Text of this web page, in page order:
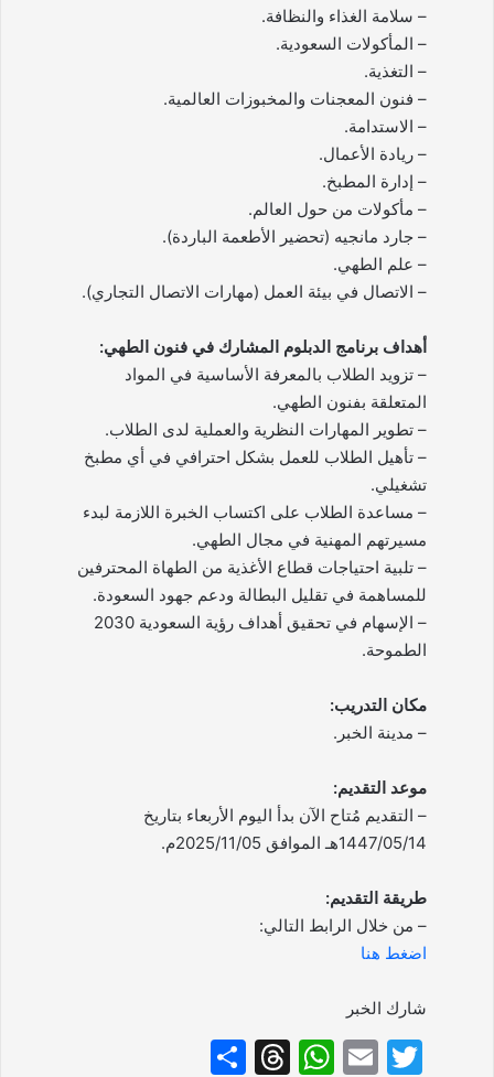
– سلامة الغذاء والنظافة.
– المأكولات السعودية.
– التغذية.
– فنون المعجنات والمخبوزات العالمية.
– الاستدامة.
– ريادة الأعمال.
– إدارة المطبخ.
– مأكولات من حول العالم.
– جارد مانجيه (تحضير الأطعمة الباردة).
– علم الطهي.
– الاتصال في بيئة العمل (مهارات الاتصال التجاري).
أهداف برنامج الدبلوم المشارك في فنون الطهي:
– تزويد الطلاب بالمعرفة الأساسية في المواد
المتعلقة بفنون الطهي.
– تطوير المهارات النظرية والعملية لدى الطلاب.
– تأهيل الطلاب للعمل بشكل احترافي في أي مطبخ
تشغيلي.
– مساعدة الطلاب على اكتساب الخبرة اللازمة لبدء
مسيرتهم المهنية في مجال الطهي.
– تلبية احتياجات قطاع الأغذية من الطهاة المحترفين
للمساهمة في تقليل البطالة ودعم جهود السعودة.
– الإسهام في تحقيق أهداف رؤية السعودية 2030
الطموحة.
مكان التدريب:
– مدينة الخبر.
موعد التقديم:
– التقديم مُتاح الآن بدأ اليوم الأربعاء بتاريخ
1447/05/14هـ الموافق 2025/11/05م.
طريقة التقديم:
– من خلال الرابط التالي:
اضغط هنا
شارك الخبر
T
E
W
T